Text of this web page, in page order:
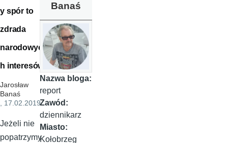
y spór to
zdrada
narodowyc
h interesów
Jarosław
Banaś
, 17.02.2019
Jeżeli nie
popatrzymy
Banaś
Nazwa bloga:
report
Zawód:
dziennikarz
Miasto:
Kołobrzeg